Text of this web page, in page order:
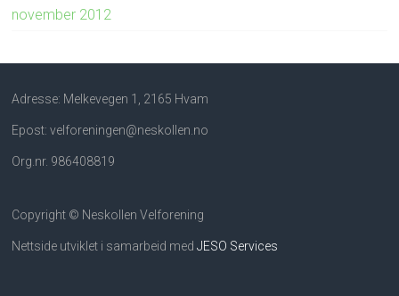
november 2012
Adresse: Melkevegen 1, 2165 Hvam
Epost: velforeningen@neskollen.no
Org.nr. 986408819
Copyright © Neskollen Velforening
Nettside utviklet i samarbeid medJESO Services